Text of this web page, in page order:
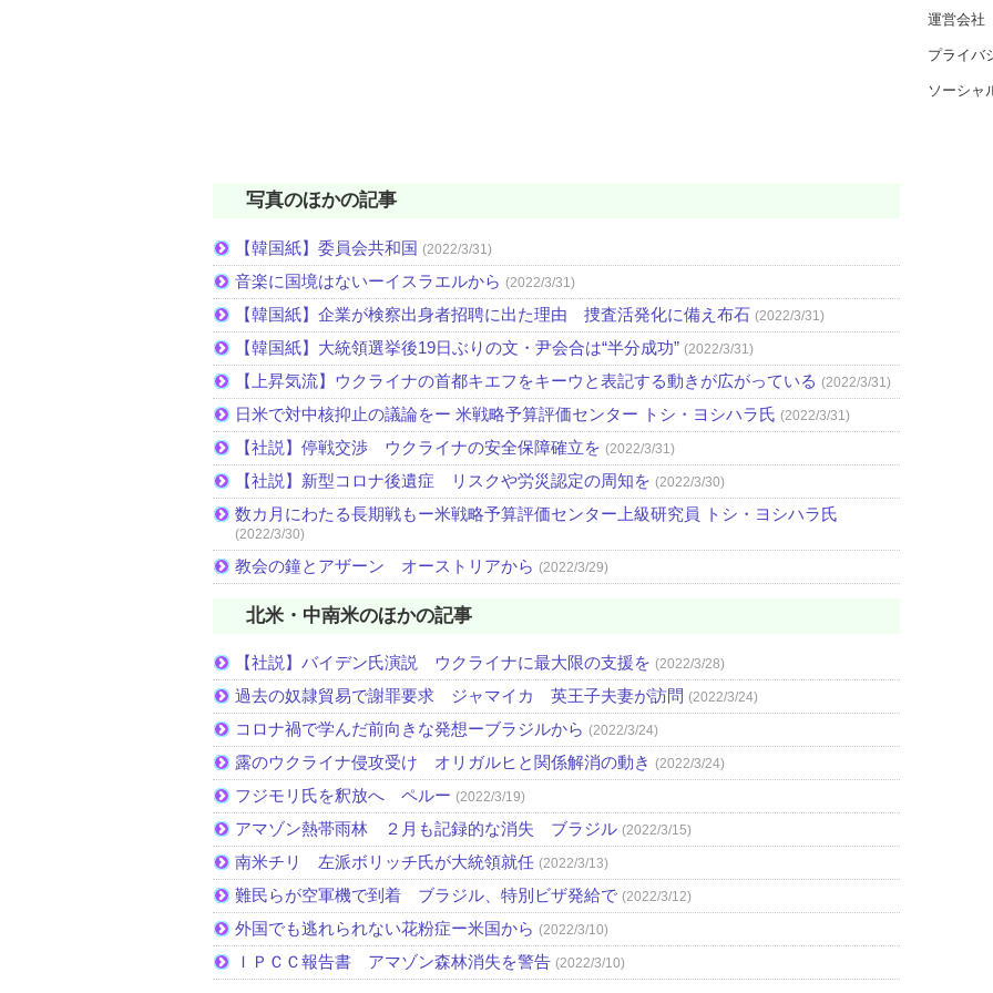
写真のほかの記事
【韓国紙】委員会共和国 (2022/3/31)
音楽に国境はないーイスラエルから (2022/3/31)
【韓国紙】企業が検察出身者招聘に出た理由 捜査活発化に備え布石 (2022/3/31)
【韓国紙】大統領選挙後19日ぶりの文・尹会合は“半分成功” (2022/3/31)
【上昇気流】ウクライナの首都キエフをキーウと表記する動きが広がっている (2022/3/31)
日米で対中核抑止の議論をー 米戦略予算評価センター トシ・ヨシハラ氏 (2022/3/31)
【社説】停戦交渉 ウクライナの安全保障確立を (2022/3/31)
【社説】新型コロナ後遺症 リスクや労災認定の周知を (2022/3/30)
数カ月にわたる長期戦もー米戦略予算評価センター上級研究員 トシ・ヨシハラ氏
(2022/3/30)
教会の鐘とアザーン オーストリアから (2022/3/29)
北米・中南米のほかの記事
【社説】バイデン氏演説 ウクライナに最大限の支援を (2022/3/28)
過去の奴隷貿易で謝罪要求 ジャマイカ 英王子夫妻が訪問 (2022/3/24)
コロナ禍で学んだ前向きな発想ーブラジルから (2022/3/24)
露のウクライナ侵攻受け オリガルヒと関係解消の動き (2022/3/24)
フジモリ氏を釈放へ ペルー (2022/3/19)
アマゾン熱帯雨林 ２月も記録的な消失 ブラジル (2022/3/15)
南米チリ 左派ボリッチ氏が大統領就任 (2022/3/13)
難民らが空軍機で到着 ブラジル、特別ビザ発給で (2022/3/12)
外国でも逃れられない花粉症ー米国から (2022/3/10)
ＩＰＣＣ報告書 アマゾン森林消失を警告 (2022/3/10)
運営会社
プライバ
ソーシャ